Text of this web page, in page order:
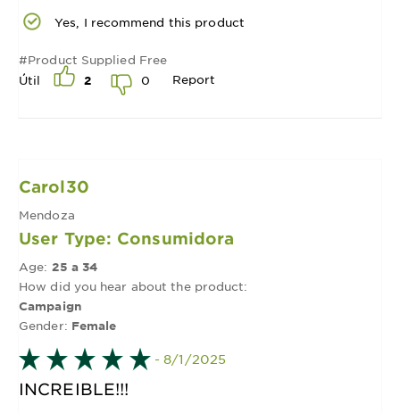
Yes, I recommend this product
#Product Supplied Free
Útil
2 0 Report
Carol30
Mendoza
User Type: Consumidora
Age: 25 a 34
How did you hear about the product:
Campaign
Gender: Female
- 8/1/2025
INCREIBLE!!!